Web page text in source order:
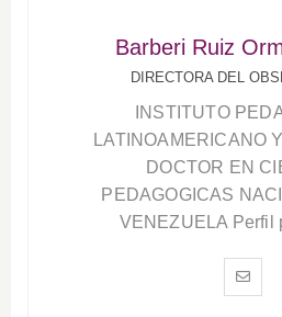
Barberi Ruiz
DIRECTORA DEL
INSTITUTO
LATINOAMERICANO
DOCTOR EN
PEDAGOGICAS
VENEZUELA Perfil